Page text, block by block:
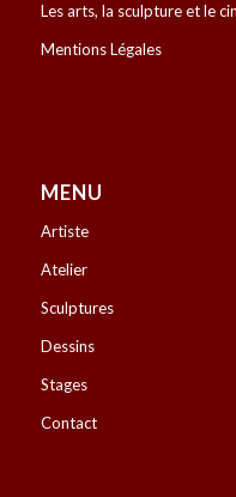
Les arts, la sculpture et le
Mentions Légales
MENU
Artiste
Atelier
Sculptures
Dessins
Stages
Contact